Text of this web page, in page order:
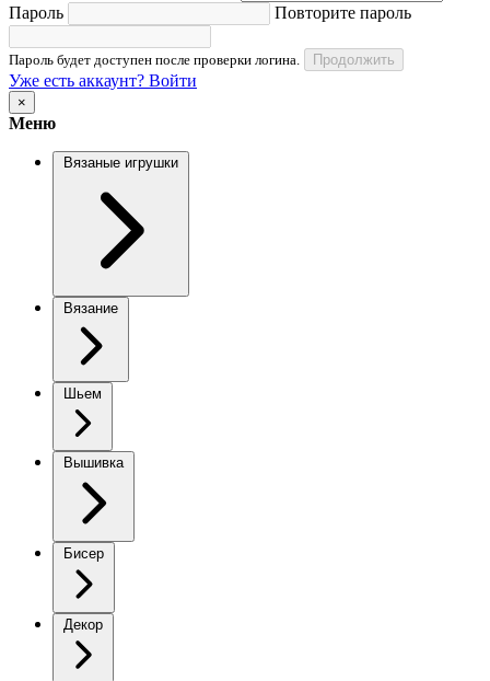
Пароль
Повторите пароль
Пароль будет доступен после проверки логина. Продолжить
Уже есть аккаунт? Войти
×
Меню
Вязаные игрушки
Вязание
Шьем
Вышивка
Бисер
Декор